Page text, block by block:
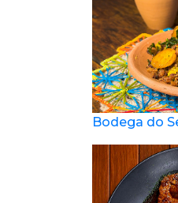
Bodega do